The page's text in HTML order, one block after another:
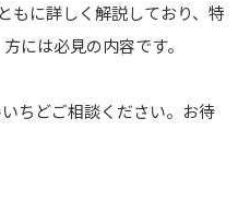
もに詳しく解説しており、特
には必見の内容です。
ちどご相談ください。お待